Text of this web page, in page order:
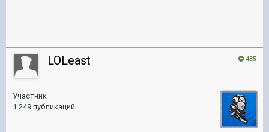
435
LOLeast
Участник
1 249 публикаций